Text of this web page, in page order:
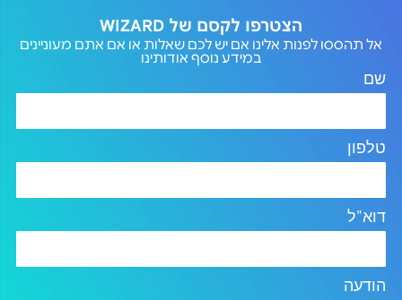
הצטרפו לקסם של WIZARD
אל תהססו לפנות אלינו אם יש לכם שאלות או אם אתם מעוניינים
במידע נוסף אודותינו
שם
טלפון
דוא"ל
הודעה